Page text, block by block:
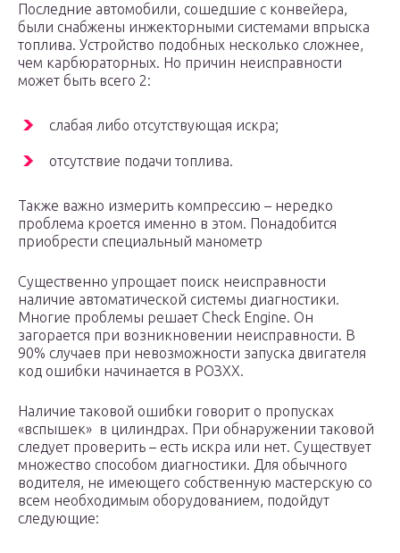
Последние автомобили, сошедшие с конвейера,
были снабжены инжекторными системами впрыска
топлива. Устройство подобных несколько сложнее,
чем карбюраторных. Но причин неисправности
может быть всего 2:
слабая либо отсутствующая искра;
отсутствие подачи топлива.
Также важно измерить компрессию – нередко
проблема кроется именно в этом. Понадобится
приобрести специальный манометр
Существенно упрощает поиск неисправности
наличие автоматической системы диагностики.
Многие проблемы решает Check Engine. Он
загорается при возникновении неисправности. В
90% случаев при невозможности запуска двигателя
код ошибки начинается в РОЗХХ.
Наличие таковой ошибки говорит о пропусках
«вспышек» в цилиндрах. При обнаружении таковой
следует проверить – есть искра или нет. Существует
множество способом диагностики. Для обычного
водителя, не имеющего собственную мастерскую со
всем необходимым оборудованием, подойдут
следующие: